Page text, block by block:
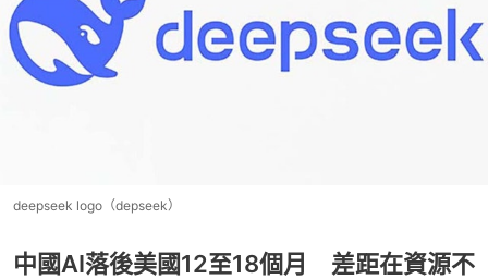
deepseek logo（depseek）
中國AI落後美國12至18個月 差距在資源不